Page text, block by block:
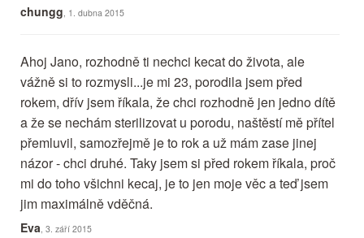
chungg , 1. dubna 2015
Ahoj Jano, rozhodně ti nechci kecat do života, ale
vážně si to rozmysli...je mi 23, porodila jsem před
rokem, dřív jsem říkala, že chci rozhodně jen jedno dítě
a že se nechám sterilizovat u porodu, naštěstí mě přítel
přemluvil, samozřejmě je to rok a už mám zase jinej
názor - chci druhé. Taky jsem si před rokem říkala, proč
mi do toho všichni kecaj, je to jen moje věc a teď jsem
jim maximálně vděčná.
Eva , 3. září 2015